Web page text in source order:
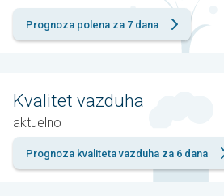
Prognoza polena za 7 dana
Kvalitet vazduha
aktuelno
Prognoza kvaliteta vazduha za 6 dana